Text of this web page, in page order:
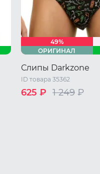
49%
ОРИГИНАЛ
Слипы Darkzone
ID товара 35362
625 ₽ 1 249 ₽